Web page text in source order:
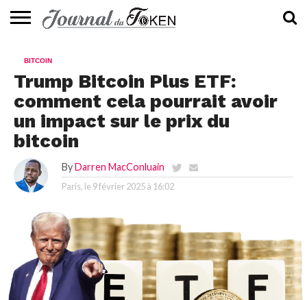
📰
EVALUATION
GUIDE
TENDANCES
À
CONTACTEZ-
BITCOIN
Trump Bitcoin Plus ETF:
comment cela pourrait avoir
un impact sur le prix du
bitcoin
By Darren MacConluain
Paris, le 9 février 2025 à 16:02